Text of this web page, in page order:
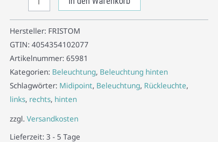
Hersteller: FRISTOM
GTIN: 4054354102077
Artikelnummer: 65981
Kategorien: Beleuchtung, Beleuchtung hinten
Schlagwörter: Midipoint, Beleuchtung, Rückleuchte,
links, rechts, hinten
zzgl. Versandkosten
Lieferzeit: 3 - 5 Tage